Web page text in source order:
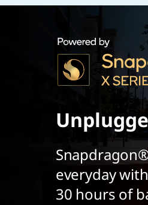
c
everyday
30 hours of